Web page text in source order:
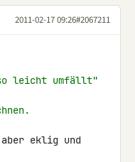
2011-02-17 09:26#2067211
leicht umfällt"
eklig und